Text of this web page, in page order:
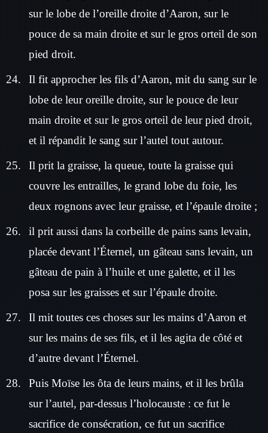
sur le lobe de l’oreille droite d’Aaron, sur le
pouce de sa main droite et sur le gros orteil de son
pied droit.
Il fit approcher les fils d’Aaron, mit du sang sur le
lobe de leur oreille droite, sur le pouce de leur
main droite et sur le gros orteil de leur pied droit,
et il répandit le sang sur l’autel tout autour.
Il prit la graisse, la queue, toute la graisse qui
couvre les entrailles, le grand lobe du foie, les
deux rognons avec leur graisse, et l’épaule droite ;
il prit aussi dans la corbeille de pains sans levain,
placée devant l’Éternel, un gâteau sans levain, un
gâteau de pain à l’huile et une galette, et il les
posa sur les graisses et sur l’épaule droite.
Il mit toutes ces choses sur les mains d’Aaron et
sur les mains de ses fils, et il les agita de côté et
d’autre devant l’Éternel.
Puis Moïse les ôta de leurs mains, et il les brûla
sur l’autel, par-dessus l’holocauste : ce fut le
sacrifice de consécration, ce fut un sacrifice